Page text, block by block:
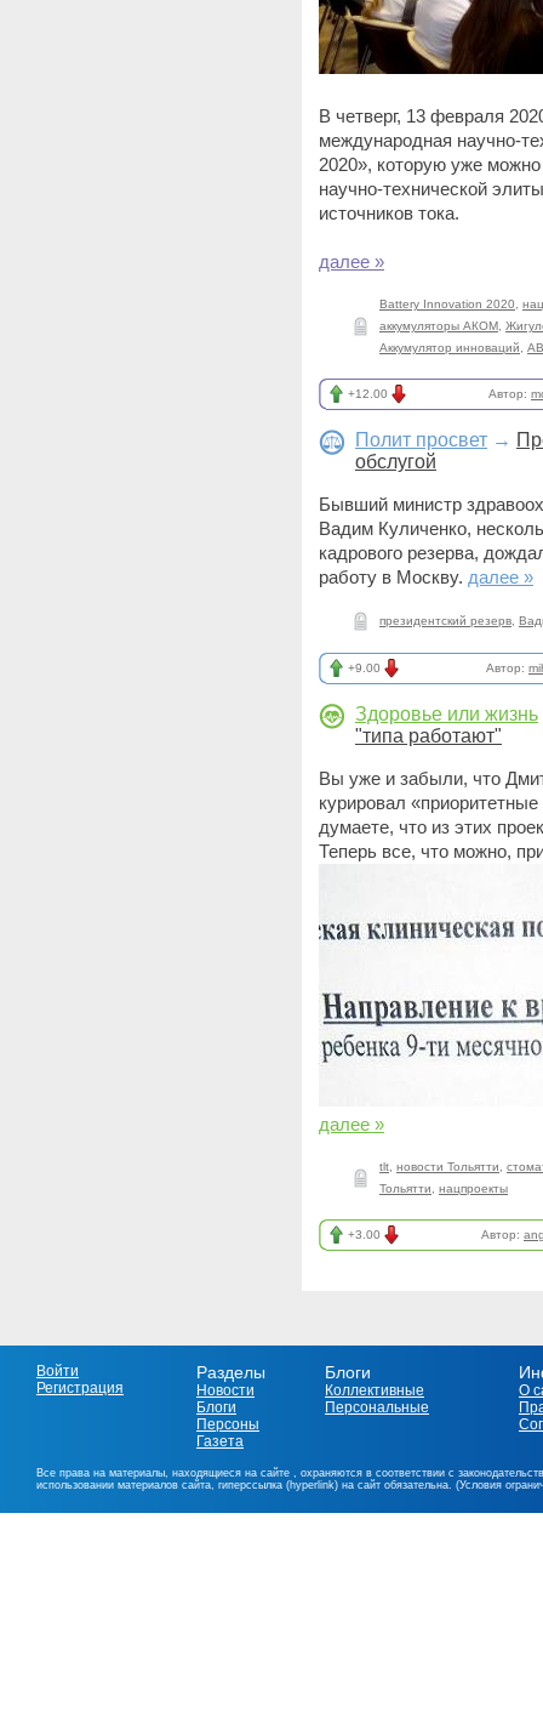
В четверг, 13 февраля
международная научно-
2020», которую уже
научно-технической
источников тока.
далее »
Battery Innovation 2020
аккумуляторы АКОМ
Аккумулятор инноваций
+12.00 Автор:
Полит просвет →
обслугой
Бывший министр
Вадим Куличенко,
кадрового резерва,
работу в Москву. далее »
президентский резерв
+9.00 Автор:
Здоровье или жизнь
"типа работают"
Вы уже и забыли, что
курировал
думаете, что из этих
Теперь все, что можно,
далее »
tlt новости Тольятти
Тольятти
нацпроекты
+3.00 Автор:
Войти
Регистрация
Разделы
Новости
Блоги
Персоны
Газета
Блоги
Коллективные
Персональные
О
Все права на материалы, находящиеся на сайте , охраняются в соответствии с
использовании материалов сайта, гиперссылка (hyperlink) на сайт обязательна. (Условия